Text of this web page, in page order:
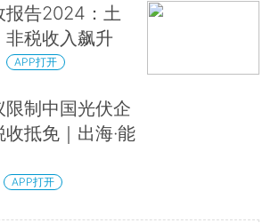
报告2024：土
非税收入飙升
APP打开
限制中国光伏企
抵免｜出海·能
APP打开